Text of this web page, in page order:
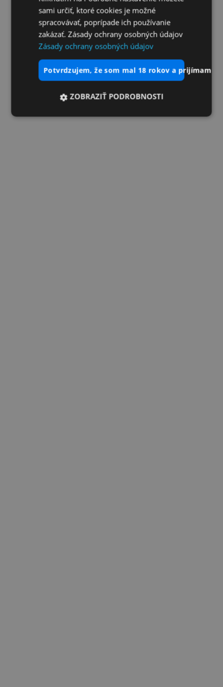
sami určiť, ktoré cookies je možné
spracovávať, poprípade ich používanie
zakázať. Zásady ochrany osobných údajov
Zásady ochrany osobných údajov
potvrdzujem, že som mal 18 rokov a prijímam
ZOBRAZIŤ PODROBNOSTI